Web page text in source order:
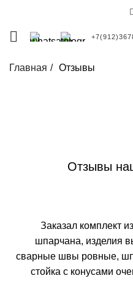
Главная Отзывы
Отзывы
Заказал комплект
шпарчана, изделия
сварные швы ровные,
стойка с конусами